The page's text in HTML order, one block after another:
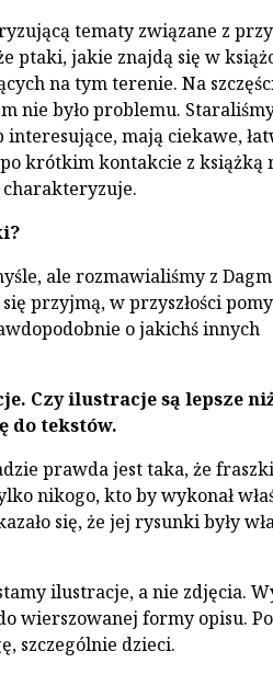
tematy związane z
ptaki, jakie znajdą się w
na tym terenie. Na
nie było problemu.
mają ciekawe,
krótkim kontakcie z książką
ale rozmawialiśmy z
przyjmą, w przyszłości
o jakichś innych
Czy ilustracje są lepsze
do tekstów.
prawda jest taka, że
nikogo, kto by wykonał
się, że jej rysunki były
ilustracje, a nie zdjęcia.
wierszowanej formy opisu.
szczególnie dzieci.